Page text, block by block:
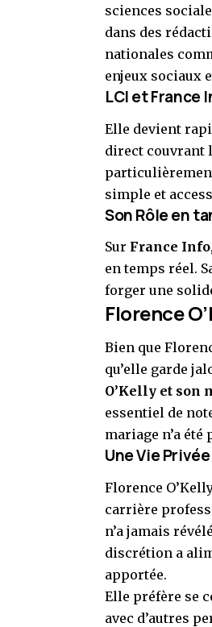
sciences
dans des
nationales
enjeux sociaux
LCI et France
Elle devient
direct couvrant
simple et
Son Rôle en
Sur France Info
en temps réel.
forger une
Florence
Bien que
qu’elle garde
O’Kelly et son
essentiel de
mariage n’a
Une Vie
Florence
carrière
n’a jamais
discrétion a
apportée.
Elle préfère se
avec d’autres